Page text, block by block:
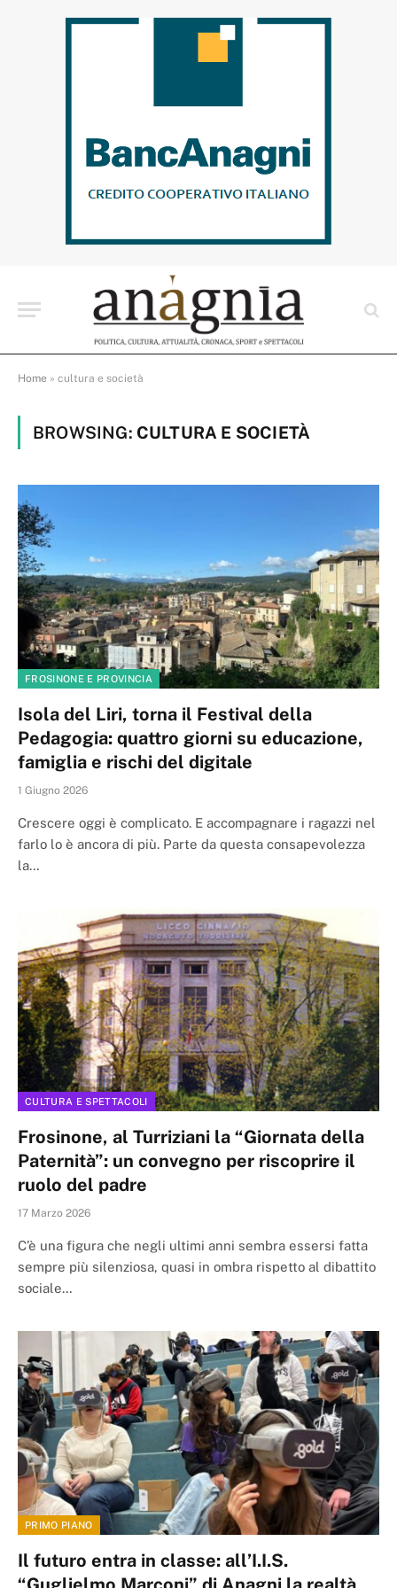
Home » cultura e società
BROWSING: CULTURA E SOCIETÀ
FROSINONE E PROVINCIA
Isola del Liri, torna il Festival della
Pedagogia: quattro giorni su educazione,
famiglia e rischi del digitale
1 Giugno 2026
Crescere oggi è complicato. E accompagnare i ragazzi nel
farlo lo è ancora di più. Parte da questa consapevolezza
la…
CULTURA E SPETTACOLI
Frosinone, al Turriziani la “Giornata della
Paternità”: un convegno per riscoprire il
ruolo del padre
17 Marzo 2026
C’è una figura che negli ultimi anni sembra essersi fatta
sempre più silenziosa, quasi in ombra rispetto al dibattito
sociale…
PRIMO PIANO
Il futuro entra in classe: all’I.I.S.